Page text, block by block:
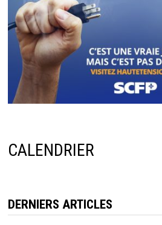
CALENDRIER
DERNIERS ARTICLES